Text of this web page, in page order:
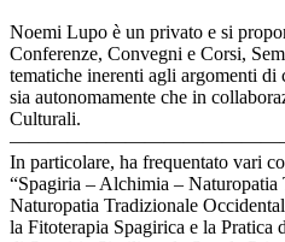
Noemi Lupo è un privato e si
Conferenze, Convegni e Corsi,
tematiche inerenti agli argomenti di
sia autonomamente che in
Culturali.
In particolare, ha frequentato vari
“Spagiria – Alchimia – Naturopatia
Naturopatia Tradizionale
la Fitoterapia Spagirica e la Pratica